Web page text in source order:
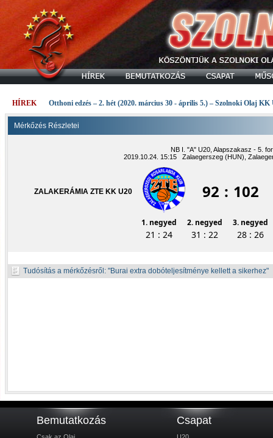
HÍREK Otthoni edzés – 2. hét (2020. március 30 - április 5.) – Szolnoki Olaj KK
Mérkőzés Részletei
NB I. "A" U20, Alapszakasz - 5.
2019.10.24. 15:15 Zalaegerszeg (HUN),
ZALAKERÁMIA ZTE KK U20 92 : 102
1. negyed 2. negyed 3. negyed
21 : 24 31 : 22 28 : 26
Tudósítás a mérkőzésről: Burai extra dobóteljesítménye kellett a sikerhez
Bemutatkozás Csapat